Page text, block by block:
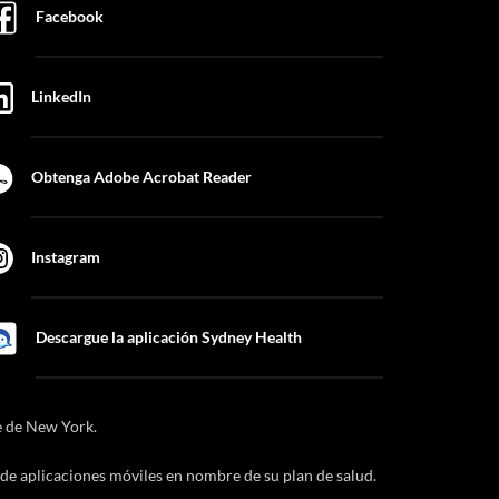
Facebook
LinkedIn
Obtenga Adobe Acrobat Reader
Instagram
Descargue la aplicación Sydney Health
de New York.
aplicaciones móviles en nombre de su plan de salud.